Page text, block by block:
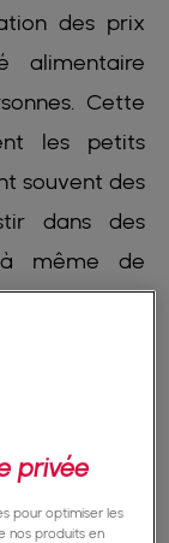
des prix
alimentaire
Cette
les petits
souvent des
dans des
à même de
à l’eau
capacité à
la viande et
privée
pour optimiser les
nos produits en